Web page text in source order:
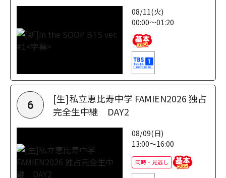
08/11(火)
00:00～01:20
6
[生]私立恵比寿中学 FAMIEN2026 独占
完全生中継 DAY2
08/09(日)
13:00～16:00
同時・見逃し